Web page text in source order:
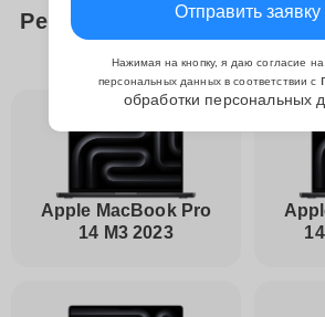
Ремонтируем следующие
процессора
Apple MacBook Pro
14 M3 2023
Отправить заявку
Нажимая на кнопку, я даю согласие на
персональных данных в соответствии с
обработки персональных